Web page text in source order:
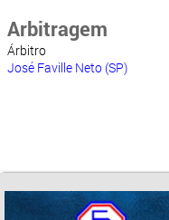
Arbitragem
Árbitro
José Faville Neto (SP)